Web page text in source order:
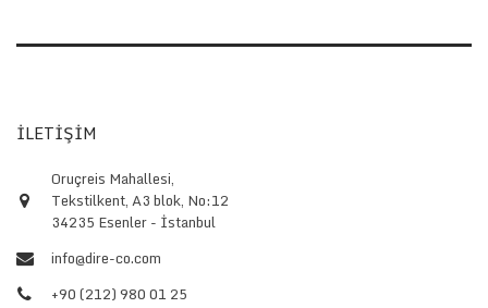
İLETİŞİM
Oruçreis Mahallesi,
Tekstilkent, A3 blok, No:12
34235 Esenler - İstanbul
info@dire-co.com
+90 (212) 980 01 25